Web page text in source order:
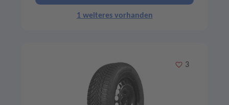
1 weiteres vorhanden
Merken
3